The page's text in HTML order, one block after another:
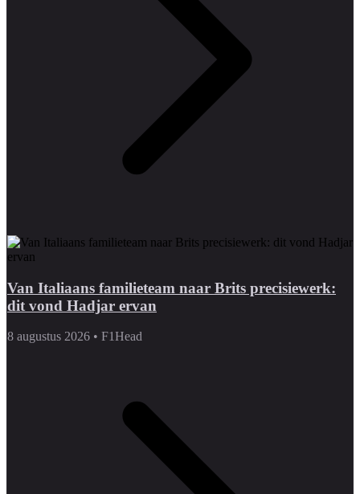
Van Italiaans familieteam naar Brits precisiewerk:
dit vond Hadjar ervan
8 augustus 2026 • F1Head